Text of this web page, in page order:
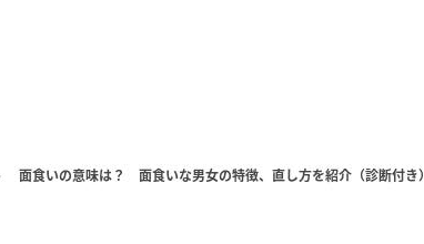
面食いの意味は？ 面食いな男女の特徴、直し方を紹介（診断付き）